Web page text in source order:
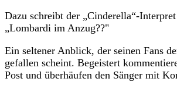
Dazu schreibt der „Cinderella“-
„Lombardi im Anzug??"
Ein seltener Anblick, der seinen Fans
gefallen scheint. Begeistert
Post und überhäufen den Sänger mit